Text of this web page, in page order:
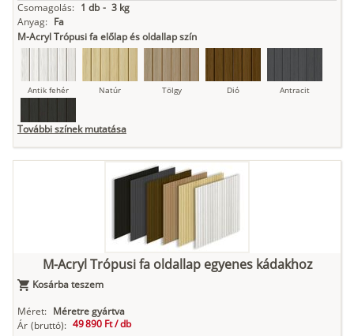
Csomagolás: 1 db - 3 kg
Anyag: Fa
M-Acryl Trópusi fa előlap és oldallap szín
Antik fehér Natúr Tölgy Dió Antracit
További színek mutatása
M-Acryl Trópusi fa oldallap egyenes kádakhoz
Kosárba teszem
Méret: Méretre gyártva
Ár (bruttó): 49 890 Ft /db